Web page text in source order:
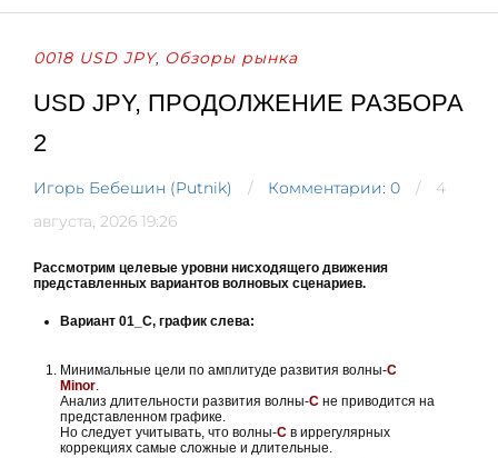
0018 USD JPY, Обзоры рынка
USD JPY, ПРОДОЛЖЕНИЕ РАЗБОРА
2
Игорь Бебешин (Putnik) Комментарии: 0
4
августа, 2026 19:26
Рассмотрим целевые уровни нисходящего движения
представленных вариантов волновых сценариев.
Вариант 01_С, график слева:
Минимальные цели по амплитуде развития волны-С
Minor.
Анализ длительности развития волны-С не приводится на
представленном графике.
Но следует учитывать, что волны-С в иррегулярных
коррекциях самые сложные и длительные.